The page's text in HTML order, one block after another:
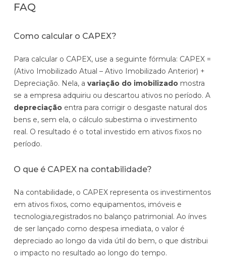
FAQ
Como calcular o CAPEX?
Para calcular o CAPEX, use a seguinte fórmula: CAPEX =
(Ativo Imobilizado Atual – Ativo Imobilizado Anterior) +
Depreciação. Nela, a variação do imobilizado mostra
se a empresa adquiriu ou descartou ativos no período. A
depreciação entra para corrigir o desgaste natural dos
bens e, sem ela, o cálculo subestima o investimento
real. O resultado é o total investido em ativos fixos no
período.
O que é CAPEX na contabilidade?
Na contabilidade, o CAPEX representa os investimentos
em ativos fixos, como equipamentos, imóveis e
tecnologia,registrados no balanço patrimonial. Ao ínves
de ser lançado como despesa imediata, o valor é
depreciado ao longo da vida útil do bem, o que distribui
o impacto no resultado ao longo do tempo.